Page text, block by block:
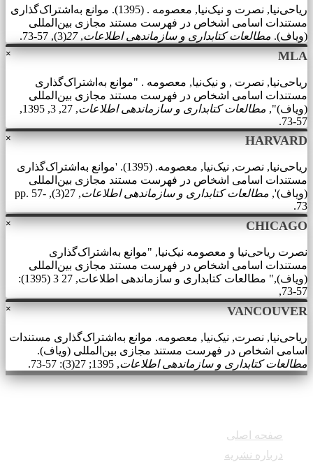
ریاحی‌نیا, نصرت و نیک‌نیا, معصومه . (1395). موانع به‌اشتراک‌گذاری
مستندات اسامی اشخاص در فهرست مستند مجازی بین‌المللی
(ویاف). مطالعات کتابداری و سازماندهی اطلاعات,
27
(3), 57-73.
× MLA
ریاحی‌نیا, نصرت , و نیک‌نیا, معصومه . "موانع به‌اشتراک‌گذاری
مستندات اسامی اشخاص در فهرست مستند مجازی بین‌المللی
(ویاف)", مطالعات کتابداری و سازماندهی اطلاعات
, 27, 3, 1395,
57-73.
× HARVARD
ریاحی‌نیا, نصرت, نیک‌نیا, معصومه. (1395). 'موانع به‌اشتراک‌گذاری
مستندات اسامی اشخاص در فهرست مستند مجازی بین‌المللی
(ویاف)', مطالعات کتابداری و سازماندهی اطلاعات
, 27(3), pp. 57-
73.
× CHICAGO
نصرت ریاحی‌نیا و معصومه نیک‌نیا, "موانع به‌اشتراک‌گذاری
مستندات اسامی اشخاص در فهرست مستند مجازی بین‌المللی
(ویاف)," مطالعات کتابداری و سازماندهی اطلاعات, 27 3 (1395):
57-73,
× VANCOUVER
ریاحی‌نیا, نصرت, نیک‌نیا, معصومه. موانع به‌اشتراک‌گذاری مستندات
اسامی اشخاص در فهرست مستند مجازی بین‌المللی (ویاف).
مطالعات کتابداری و سازماندهی اطلاعات, 1395; 27(3): 57-73.
صفحه اصلی
درباره نشریه